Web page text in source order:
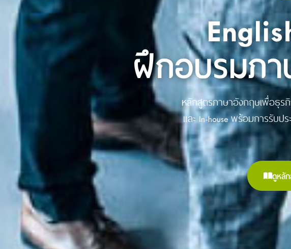
ฝึกอบรมภ
หลักสูตรภาษาอังกฤษเพื่อธุร
และ In-house พร้อมการรับ
ดูหลั